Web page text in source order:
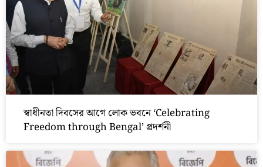
স্বাধীনতা দিবসের আগে লোক ভবনে ‘Celebrating
Freedom through Bengal’ প্রদর্শনী